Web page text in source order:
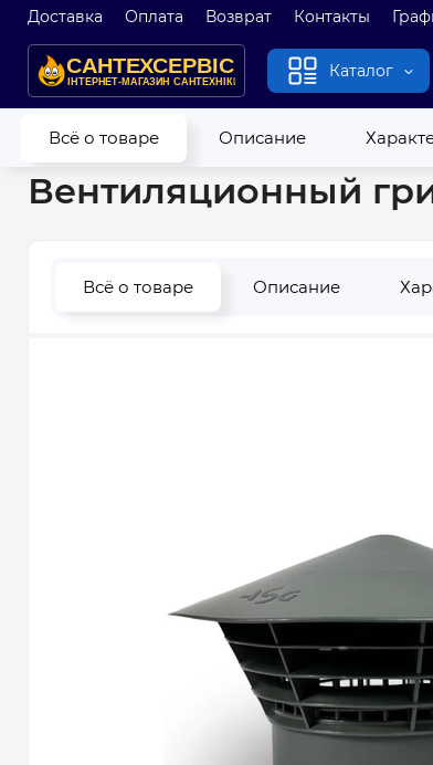
Доставка Оплата Возврат Контакты
Каталог
Всё о товаре Описание
Главная Канализация Канализационные трубы
Вентиляционный
Всё о товаре Описание